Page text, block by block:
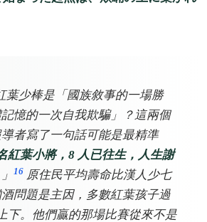
葉少棒是「國族敘事的一場勝
憶的一次自我欺騙」？這兩個
者寫了一句話可能是最精準
紅葉小將，8 人已往生，人生謝
」 16 原住民平均壽命比漢人少七
問題是主因，多數紅葉孩子過
下。他們贏的那場比賽從來不是